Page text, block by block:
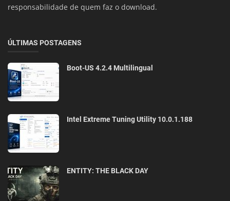
responsabilidade de quem faz o download.
ÚLTIMAS POSTAGENS
Boot-US 4.2.4 Multilingual
Intel Extreme Tuning Utility 10.0.1.188
ENTITY: THE BLACK DAY